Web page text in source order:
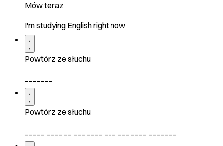
Mów teraz
I'm studying English right now
Powtórz ze słuchu
Powtórz ze słuchu